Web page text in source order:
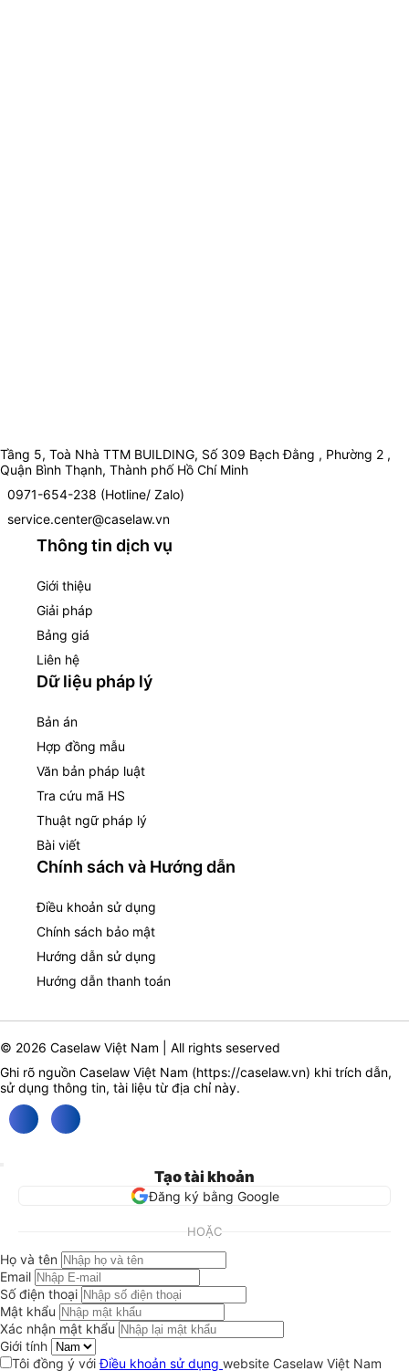
Tầng 5, Toà Nhà TTM BUILDING, Số 309 Bạch Đằng , Phường 2 ,
Quận Bình Thạnh, Thành phố Hồ Chí Minh
0971-654-238 (Hotline/ Zalo)
service.center@caselaw.vn
Thông tin dịch vụ
Giới thiệu
Giải pháp
Bảng giá
Liên hệ
Dữ liệu pháp lý
Bản án
Hợp đồng mẫu
Văn bản pháp luật
Tra cứu mã HS
Thuật ngữ pháp lý
Bài viết
Chính sách và Hướng dẫn
Điều khoản sử dụng
Chính sách bảo mật
Hướng dẫn sử dụng
Hướng dẫn thanh toán
© 2026 Caselaw Việt Nam | All rights seserved
Ghi rõ nguồn Caselaw Việt Nam (https://caselaw.vn) khi trích dẫn,
sử dụng thông tin, tài liệu từ địa chỉ này.
Tạo tài khoản
Đăng ký bằng Google
HOẶC
Họ và tên
Email
Số điện thoại
Mật khẩu
Xác nhận mật khẩu
Giới tính
Tôi đồng ý vớiĐiều khoản sử dụng website Caselaw Việt Nam